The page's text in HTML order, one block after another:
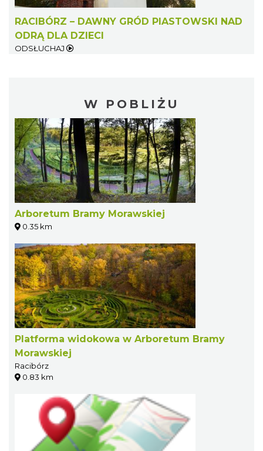
RACIBÓRZ – DAWNY GRÓD PIASTOWSKI NAD
ODRĄ DLA DZIECI
ODSŁUCHAJ
W POBLIŻU
Arboretum Bramy Morawskiej
0.35 km
Platforma widokowa w Arboretum Bramy
Morawskiej
Racibórz
0.83 km